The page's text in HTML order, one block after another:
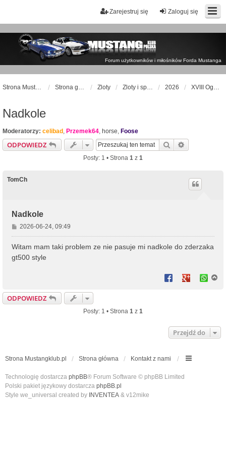
Zaloguj się
Zarejestruj się
Forum użytkowników i miłośników Forda Mustanga
Strona Mustangklub.pl Strona główna Zloty Zloty i spoty 2026 XVIII Ogólnopolski Zlot Mustangów
Nadkole
Moderatorzy: celibad, Przemek64, horse, Foose
ODPOWIEDZ Szukaj
Posty: 1 • Strona 1 z 1
TomCh
Nadkole
P
o
s
2026-06-24, 09:49
Witam mam taki problem ze nie pasuje mi nadkole do zderzaka
gt500 style
ODPOWIEDZ
Posty: 1 • Strona 1 z 1
Przejdź do
Strona Mustangklub.pl Strona główna Kontakt z nami
Technologię dostarcza phpBB® Forum Software © phpBB Limited
Polski pakiet językowy dostarcza phpBB.pl
Style we_universal created by INVENTEA & v12mike